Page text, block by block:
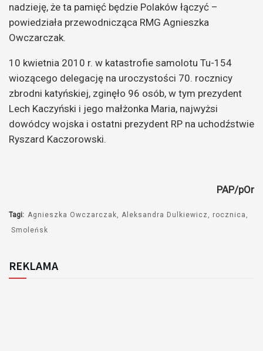
nadzieję, że ta pamięć będzie Polaków łączyć –
powiedziała przewodnicząca RMG Agnieszka
Owczarczak.
10 kwietnia 2010 r. w katastrofie samolotu Tu-154
wiozącego delegację na uroczystości 70. rocznicy
zbrodni katyńskiej, zginęło 96 osób, w tym prezydent
Lech Kaczyński i jego małżonka Maria, najwyżsi
dowódcy wojska i ostatni prezydent RP na uchodźstwie
Ryszard Kaczorowski.
PAP/pOr
Tagi: Agnieszka Owczarczak Aleksandra Dulkiewicz
rocznica
Smoleńsk
REKLAMA